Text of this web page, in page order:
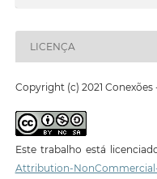
LICENÇA
Copyright (c) 2021 Conexões
Este trabalho está
Attribution-